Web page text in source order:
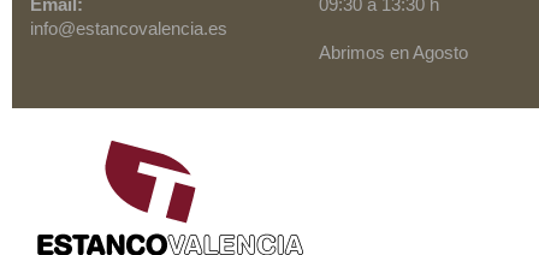
Email:
info@estancovalencia.es
09:30 a 13:30 h
Abrimos en Agosto